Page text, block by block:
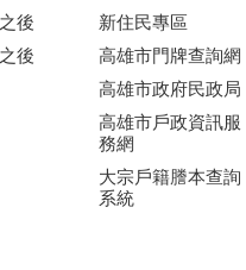
後
後
新住民專區
高雄市門牌查詢網
高雄市政府民政局
高雄市戶政資訊服
務網
大宗戶籍謄本查詢
系統